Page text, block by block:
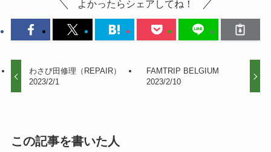
よかったらシェアしてね！
わさび田修理（REPAIR）
2023/2/1
FAMTRIP BELGIUM
2023/2/10
この記事を書いた人